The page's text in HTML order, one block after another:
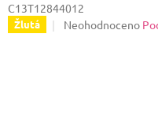
C13T12844012
Žlutá
Průměrné
Neohodnoceno